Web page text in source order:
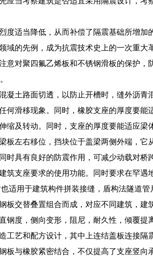
度适当降低，从而补偿了隔震基础所增
域的先例，成为抗震技术史上的一次重大
意对聚四氟乙烯板和不锈钢滑板的保护
凝土路面切透，以防止开槽时，缝外沥
何滑移现象。同时，橡胶支座的厚度要
缩及转动。同时，支座的厚度要能适应
板左右移位，挡块位于盖梁两侧外端，
时具有良好的防震作用，可减少动载对
筑支座要求的使用功能。同时要求在罕
适用于建筑构件拼装接缝，盾构法隧道管
板交替叠置组合而成，对应不同建筑，
钢度，侧向变形，阻尼，耐久性，倾覆
工艺和配方设计，其中上连结盖板连接
板与橡胶紧密结合，不仅提高了支座竖